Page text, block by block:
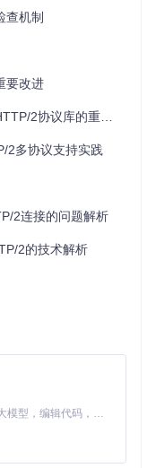
合 Angstrom 和 Fa
。
括流管理、多路复
于多种应用场景，
作系统上运行，包
敏感的应用程序开
查机制
要改进
2协议库的重要修复
2多协议支持实践
2连接的问题解析
2的技术解析
Claude Code 的开源替代方案。连接任意大模型，编辑代码，运行命令，自动验证 — 全自动执行。用 Rust 构建，极致性能。 ｜ An open-source alternative to Claude Code. Connect any LLM, edit code, run commands, and verify changes — autonomously. Built in Rust for speed. Get Started